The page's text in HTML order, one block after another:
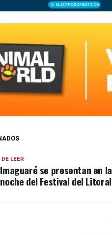
DE LEER
se presentan en la
del Festival del Litoral